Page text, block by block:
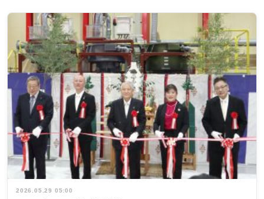
2026.05.29 05:00